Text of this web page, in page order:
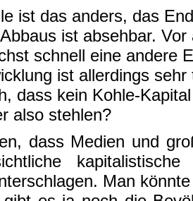
ist das anders, das
ist absehbar.
schnell eine andere
ist allerdings
dass kein Kohle-
also stehlen?
dass Medien und
Man